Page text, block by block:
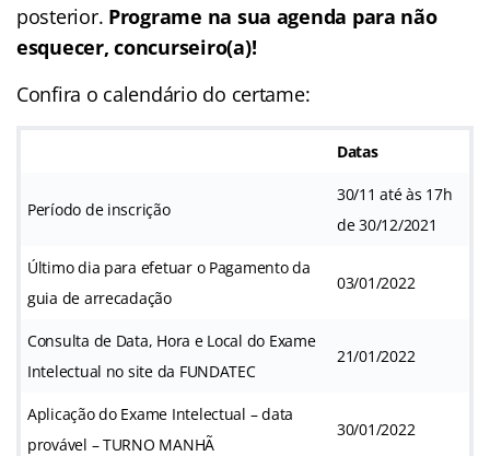
posterior. Programe na sua agenda para não
esquecer, concurseiro(a)!
Confira o calendário do certame:
Datas
Período de inscrição
30/11 até às 17h
de 30/12/2021
Último dia para efetuar o Pagamento da
guia de arrecadação
03/01/2022
Consulta de Data, Hora e Local do Exame
Intelectual no site da FUNDATEC
21/01/2022
Aplicação do Exame Intelectual – data
provável – TURNO MANHÃ
30/01/2022